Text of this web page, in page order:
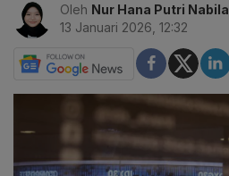
Oleh Nur Hana Putri Nabila
13 Januari 2026, 12:32